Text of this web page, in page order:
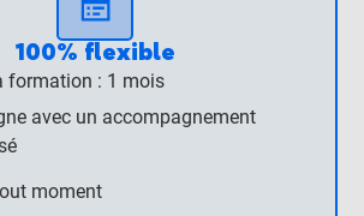
100% flexible
formation : 1 mois
avec un accompagnement
moment